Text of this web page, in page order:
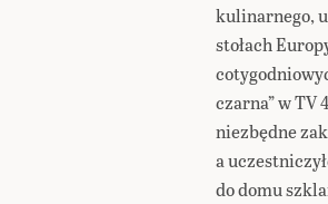
kulinarnego,
stołach
czarna” w
niezbędne
a
do domu